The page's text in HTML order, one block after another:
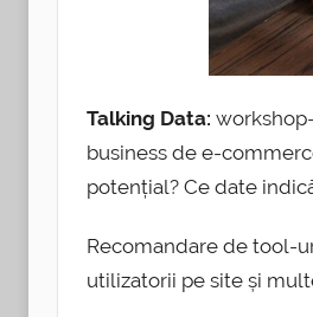
Talking Data:
business de e-
potențial? Ce date
Recomandare de tool-
utilizatorii pe site și